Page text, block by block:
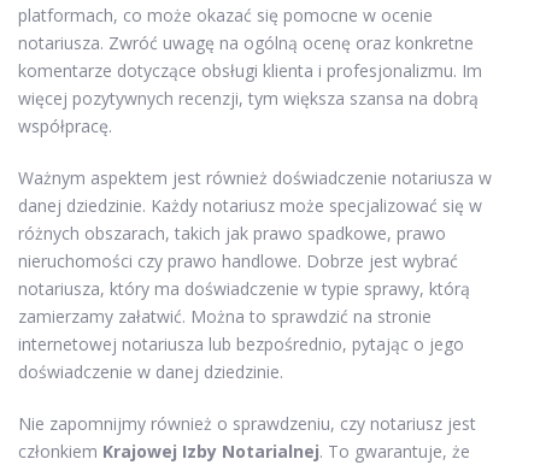
platformach, co może okazać się pomocne w ocenie
notariusza. Zwróć uwagę na ogólną ocenę oraz konkretne
komentarze dotyczące obsługi klienta i profesjonalizmu. Im
więcej pozytywnych recenzji, tym większa szansa na dobrą
współpracę.
Ważnym aspektem jest również doświadczenie notariusza w
danej dziedzinie. Każdy notariusz może specjalizować się w
różnych obszarach, takich jak prawo spadkowe, prawo
nieruchomości czy prawo handlowe. Dobrze jest wybrać
notariusza, który ma doświadczenie w typie sprawy, którą
zamierzamy załatwić. Można to sprawdzić na stronie
internetowej notariusza lub bezpośrednio, pytając o jego
doświadczenie w danej dziedzinie.
Nie zapomnijmy również o sprawdzeniu, czy notariusz jest
członkiem Krajowej Izby Notarialnej. To gwarantuje, że